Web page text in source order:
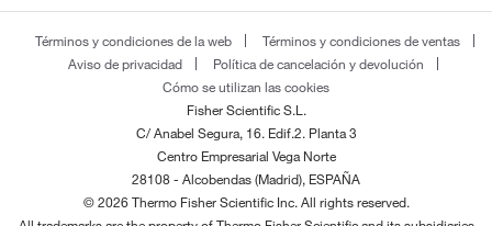
Términos y condiciones de la web
Términos y condiciones de ventas
Aviso de privacidad
Política de cancelación y devolución
Cómo se utilizan las cookies
Fisher Scientific S.L.
C/ Anabel Segura, 16. Edif.2. Planta 3
Centro Empresarial Vega Norte
28108 - Alcobendas (Madrid), ESPAÑA
© 2026 Thermo Fisher Scientific Inc. All rights reserved.